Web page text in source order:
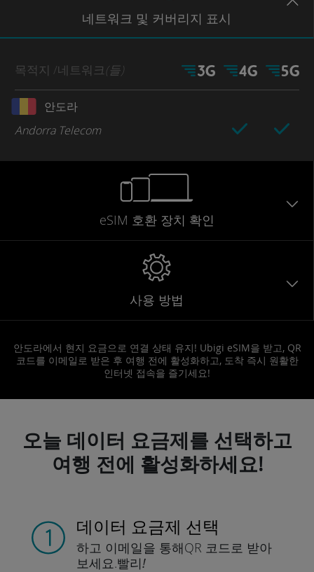
네트워크 및 커버리지 표시
목적지 /네트워크(들)
안도라
Andorra Telecom
eSIM 호환 장치 확인
사용 방법
안도라에서 현지 요금으로 연결 상태 유지! Ubigi eSIM을 받고, QR
코드를 이메일로 받은 후 여행 전에 활성화하고, 도착 즉시 원활한
인터넷 접속을 즐기세요!
오늘 데이터 요금제를 선택하고
여행 전에 활성화하세요!
데이터 요금제 선택
하고 이메일을 통해QR 코드로 받아
보세요.빨리!